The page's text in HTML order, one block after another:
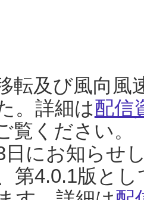
転及び風向風
。詳細は配信
覧ください。
日にお知らせ
第4.0.1版と